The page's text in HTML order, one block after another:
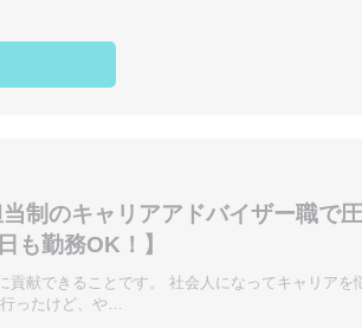
制のキャリアアドバイザー職で
も勤務OK！】
貢献できることです。 社会人になってキャリアを
ったけど、や…